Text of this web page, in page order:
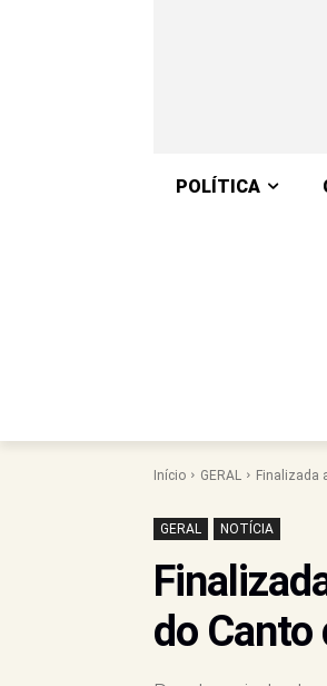
POLÍTICA
Início GERAL Finalizada
GERAL NOTÍCIA
do Canto